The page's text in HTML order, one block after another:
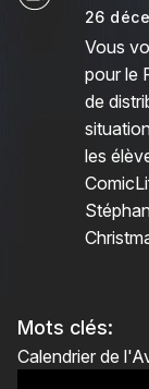
26
Vous
pour le
de
les
Mots clés:
Calendrier de